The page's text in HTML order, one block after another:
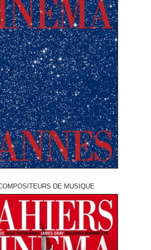
DE MUSIQUE